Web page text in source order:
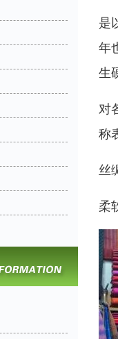
是
年
生
对
称
丝
柔